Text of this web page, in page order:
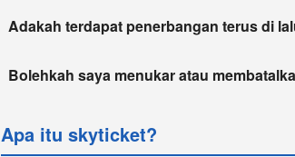
Adakah terdapat penerbangan terus di
Bolehkah saya menukar atau
Apa itu skyticket?